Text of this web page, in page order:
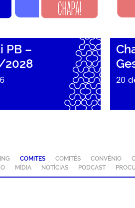
PB –
2028
20
COMITES COMITÊS CONVÊNIO
MÍDIA NOTÍCIAS PODCAST